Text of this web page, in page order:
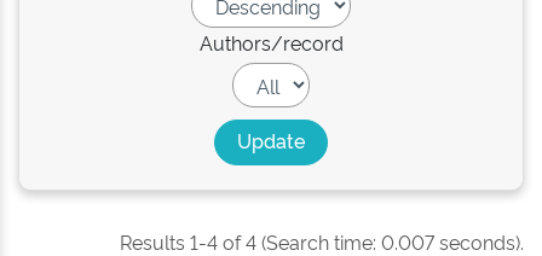
Authors/record
Results 1-4 of 4 (Search time: 0.007 seconds).